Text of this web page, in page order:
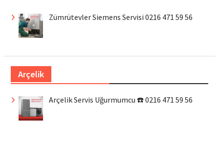
Zümrütevler Siemens Servisi 0216 471 59 56
Arçelik
Arçelik Servis Uğurmumcu ☎️ 0216 471 59 56